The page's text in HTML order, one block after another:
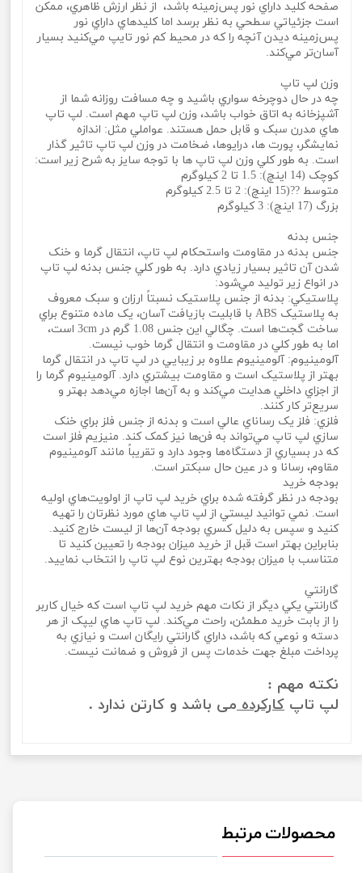
صفحه کليد داراي نور پس‌زمينه باشد، از نظر ارزش ظاهري، ممکن
است جزئياتي سطحي به نظر برسد اما کليدهاي داراي نور
پس‌زمينه ديدن آنچه را که در محيط کم نور تايپ مي‌کنيد بسيار
آسان‌تر مي‌کند.
وزن لپ تاپ
چه در حال دوچرخه سواري باشيد و چه مسافت روزانه شما از
آشپزخانه به اتاق خواب باشد، وزن لپ تاپ مهم است. لپ تاپ
هاي مدرن سبک و قابل حمل هستند. عواملي مثل: اندازه
نمايشگر، پورت‌ ها، درايوها، ضخامت در وزن لپ تاپ تاثير گذار
است. به طور کلي وزن لپ تاپ‌ ها با توجه سايز به شرح زير است:
کوچک (14 اينچ): 1.5 تا 2 کيلوگرم
متوسط ??(15 اينچ): 2 تا 2.5 کيلوگرم
بزرگ (17 اينچ): 3 کيلوگرم
جنس بدنه
جنس بدنه در مقاومت واستحکام لپ تاپ، انتقال گرما و خنک
شدن آن تاثير بسيار زيادي دارد. به طور کلي جنس بدنه لپ تاپ
در انواع زير توليد مي‌شود:
پلاستيکي: بدنه از جنس پلاستيک نسبتاً ارزان و سبک معروف
به پلاستيک ABS با قابليت بازيافت آسان، يک ماده متنوع براي
ساخت گجت‌ها است. چگالي اين جنس 1.08 گرم در 3cm است،
اما به طور کلي در مقاومت و انتقال گرما خوب نيست.
آلومينيوم: آلومينيوم علاوه بر زيبايي در لپ تاپ در انتقال گرما
بهتر از پلاستيک است و مقاومت بيشتري دارد. آلومينيوم گرما را
از اجزاي داخلي هدايت مي‌کند و به آ‌ن‌ها اجازه مي‌دهد بهتر و
سريع‌تر کار کنند.
فلزي: فلز يک رساناي عالي است و بدنه از جنس فلز براي خنک
سازي لپ تاپ مي‌تواند به فن‌ها نيز کمک کند. منيزيم فلز است
که در بسياري از دستگاه‌ها وجود دارد و تقريباً مانند آلومينيوم
مقاوم، رسانا و در عين حال سبکتر است.
بودجه خريد
بودجه در نظر گرفته شده براي خريد لپ تاپ از اولويت‌هاي اوليه
است. نمي‌ توانيد ليستي از لپ تاپ‌ هاي مورد نظرتان را تهيه
کنيد و سپس به دليل کسري بودجه آن‌ها از ليست خارج کنيد.
بنابراين بهتر است قبل از خريد ميزان بودجه را تعيين کنيد تا
متناسب با ميزان بودجه بهترين نوع لپ تاپ را انتخاب نماييد.
گارانتي
گارانتي يکي ديگر از نکات مهم خريد لپ تاپ است که خيال کاربر
را از بابت خريد مطمئن، راحت مي‌کند. لپ تاپ‌ هاي ليپک از هر
دسته و نوعي که باشد، داراي گارانتي رايگان است و نيازي به
پرداخت مبلغ جهت خدمات پس از فروش و ضمانت نيست.
نکته مهم :
لپ تاپ کارکردهمی باشد و کارتن ندارد .
محصولات مرتبط